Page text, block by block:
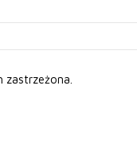
zastrzeżona.